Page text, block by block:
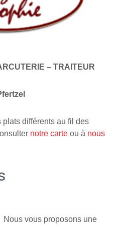
– TRAITEUR
différents au fil des
notre carte ou à nous
Nous vous proposons une